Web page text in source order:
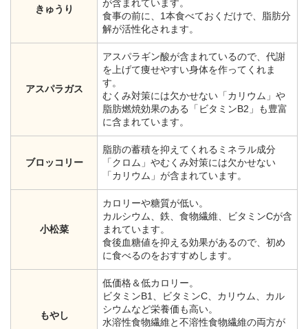
きゅうり
が含まれています。
食事の前に、1本食べておくだけで、脂肪分
解が活性化されます。
アスパラガス
アスパラギン酸が含まれているので、代謝
を上げて痩せやすい身体を作ってくれま
す。
むくみ対策には欠かせない「カリウム」や
脂肪燃焼効果のある「ビタミンB2」も豊富
に含まれています。
ブロッコリー
脂肪の蓄積を抑えてくれるミネラル成分
「クロム」やむくみ対策には欠かせない
「カリウム」が含まれています。
小松菜
カロリーや糖質が低い。
カルシウム、鉄、食物繊維、ビタミンCが含
まれています。
食後血糖値を抑える効果があるので、初め
に食べるのをおすすめします。
もやし
低価格＆低カロリー。
ビタミンB1、ビタミンC、カリウム、カル
シウムなど栄養価も高い。
水溶性食物繊維と不溶性食物繊維の両方が